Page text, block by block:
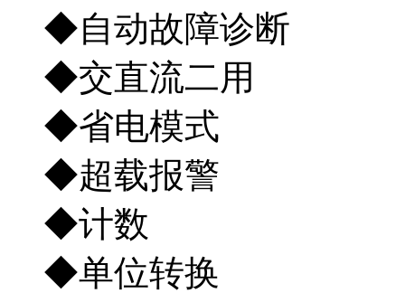
◆自动故障诊断
◆交直
◆省电模
◆超
◆计
◆单位转换